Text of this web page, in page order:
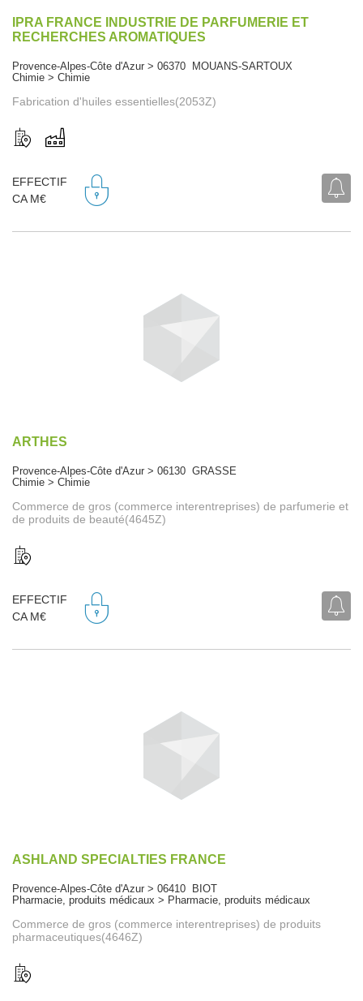
IPRA FRANCE INDUSTRIE DE PARFUMERIE ET
RECHERCHES AROMATIQUES
Provence-Alpes-Côte d'Azur > 06370 MOUANS-SARTOUX
Chimie > Chimie
Fabrication d'huiles essentielles(2053Z)
EFFECTIF
CA M€
ARTHES
Provence-Alpes-Côte d'Azur > 06130 GRASSE
Chimie > Chimie
Commerce de gros (commerce interentreprises) de parfumerie et
de produits de beauté(4645Z)
EFFECTIF
CA M€
ASHLAND SPECIALTIES FRANCE
Provence-Alpes-Côte d'Azur > 06410 BIOT
Pharmacie, produits médicaux > Pharmacie, produits médicaux
Commerce de gros (commerce interentreprises) de produits
pharmaceutiques(4646Z)